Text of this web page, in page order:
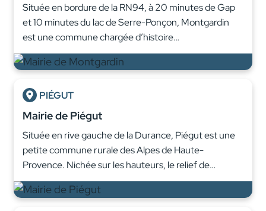
Située en bordure de la RN94, à 20 minutes de Gap
et 10 minutes du lac de Serre-Ponçon, Montgardin
est une commune chargée d’histoire…
PIÉGUT
Mairie de Piégut
Située en rive gauche de la Durance, Piégut est une
petite commune rurale des Alpes de Haute-
Provence. Nichée sur les hauteurs, le relief de…